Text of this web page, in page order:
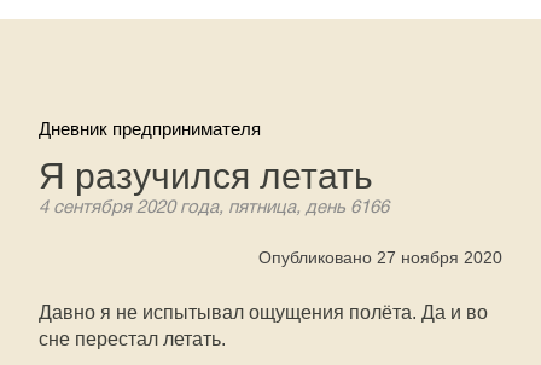
Дневник предпринимателя
Я разучился летать
4 сентября 2020 года, пятница, день 6166
Опубликовано 27 ноября 2020
Давно я не испытывал ощущения полёта. Да и во
сне перестал летать.